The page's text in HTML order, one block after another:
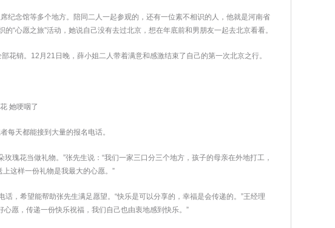
念馆等多个地方。陪同二人一起参观的，还有一位素不相识的人，他就是河南省
“心愿之旅”活动，她说自己没有去过北京，想在年底前和男朋友一起去北京看看。
销。12月21日晚，薛小姐二人带着满意和感激结束了自己的第一次北京之行。
她哽咽了
每天都能接到大量的报名电话。
瑰花当做礼物。”张先生说：“我们一家三口分三个地方，孩子的母亲在外地打工，
这样一份礼物是我最大的心愿。”
话，希望能帮助张先生满足愿望。“快乐是可以分享的，幸福是会传递的。”王经理
愿，传递一份快乐祝福，我们自己也由衷地感到快乐。”